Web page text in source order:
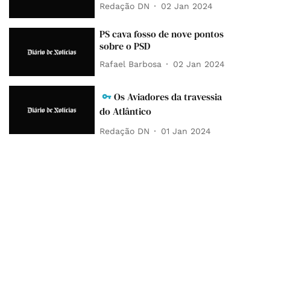
Redação DN 02 Jan 2024
PS cava fosso de nove pontos
sobre o PSD
Rafael Barbosa 02 Jan 2024
Os Aviadores da travessia
do Atlântico
Redação DN 01 Jan 2024